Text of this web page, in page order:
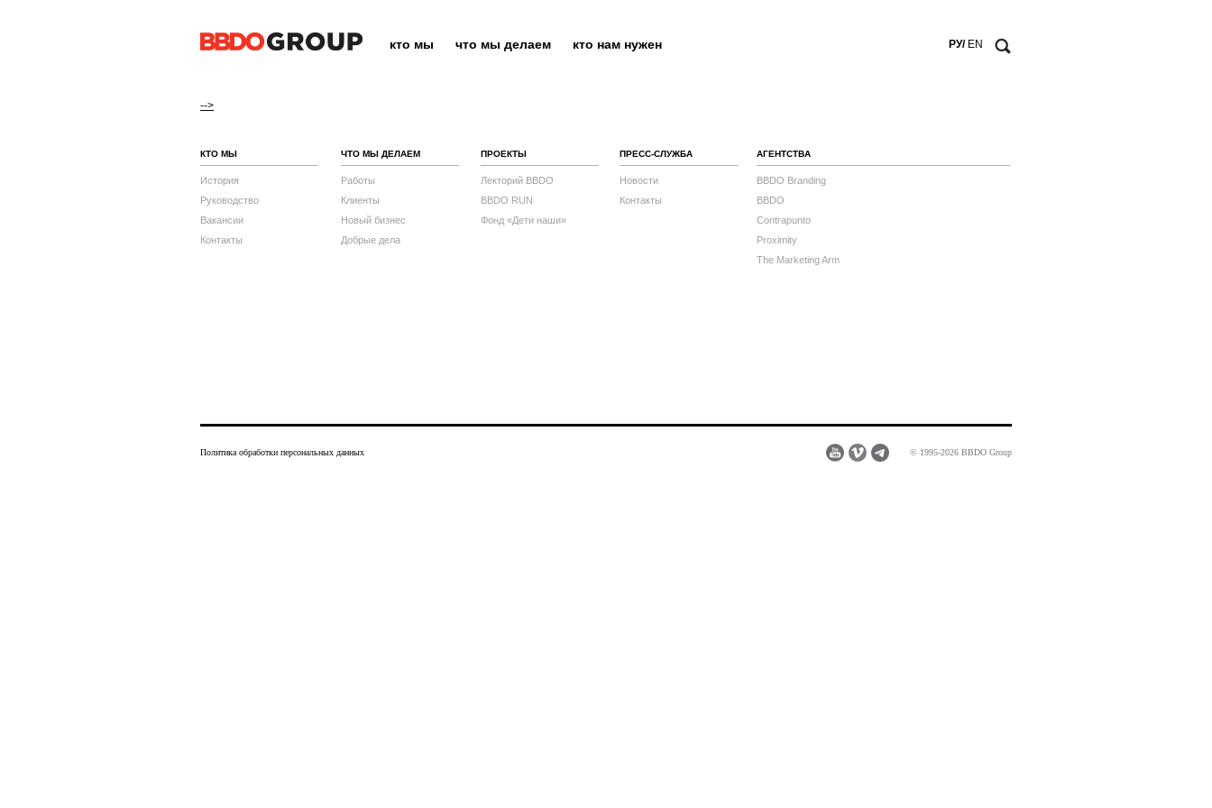
кто мы что мы делаем кто нам нужен РУ/ EN
-->
КТО МЫ
История
Руководство
Вакансии
Контакты
ЧТО МЫ ДЕЛАЕМ
Работы
Клиенты
Новый бизнес
Добрые дела
ПРОЕКТЫ
Лекторий BBDO
BBDO RUN
Фонд «Дети наши»
ПРЕСС-СЛУЖБА
Новости
Контакты
АГЕНТСТВА
BBDO Branding
BBDO
Contrapunto
Proximity
The Marketing Arm
© 1995-2026 BBDO Group
Политика обработки персональных данных